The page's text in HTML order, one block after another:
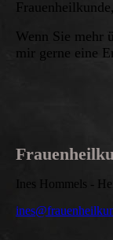
Wenn Sie mehr
mir gerne eine
Ines Hommels -